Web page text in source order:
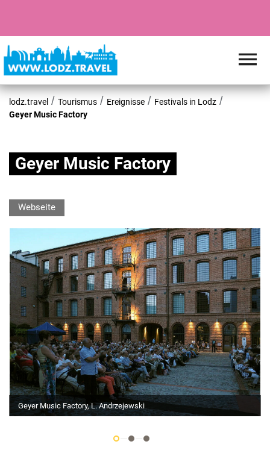
lodz.travel Tourismus Ereignisse
Festivals in Lodz
Geyer Music Factory
Geyer Music Factory
Webseite
Geyer Music Factory, L. Andrzejewski